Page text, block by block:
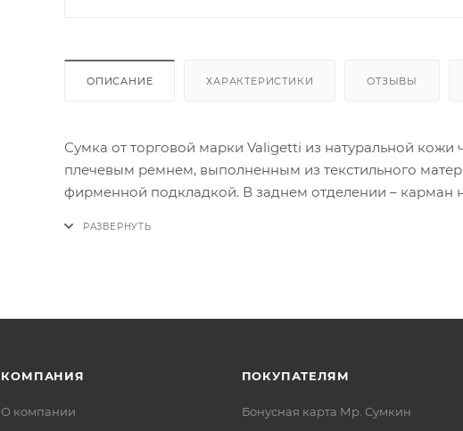
ОПИСАНИЕ ХАРАКТЕРИСТИКИ ОТЗЫВЫ
Сумка от торговой марки Valigetti из натуральной
плечевым ремнем, выполненным из текстильного
фирменной подкладкой. В заднем отделении – карман
КОМПАНИЯ
О компании
ПОКУПАТЕЛЯМ
Бонусная карта Мр. Сумкин